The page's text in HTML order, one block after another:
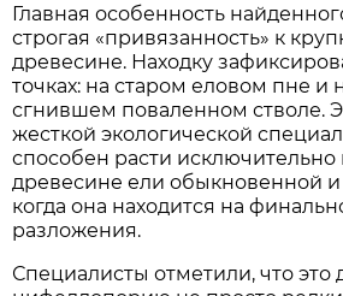
Главная особенность
строгая «привязанность» к
древесине. Находку
точках: на старом еловом пне и
сгнившем поваленном стволе.
жесткой экологической
способен расти исключительно
древесине ели обыкновенной и
когда она находится на
разложения.
Специалисты отметили, что это